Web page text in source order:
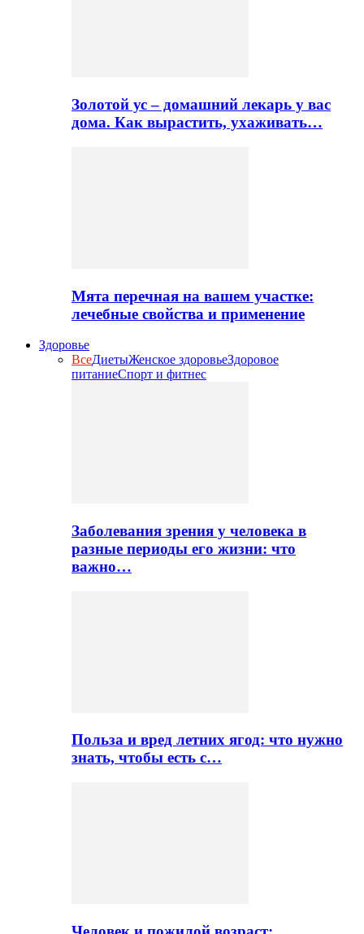
Золотой ус – домашний лекарь у вас
дома. Как вырастить, ухаживать…
Мята перечная на вашем участке:
лечебные свойства и применение
Здоровье
ВсеДиетыЖенское здоровьеЗдоровое
питаниеСпорт и фитнес
Заболевания зрения у человека в
разные периоды его жизни: что
важно…
Польза и вред летних ягод: что нужно
знать, чтобы есть с…